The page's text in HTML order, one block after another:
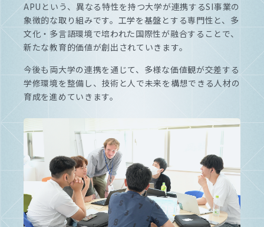
APUという、異なる特性を持つ大学が連携するSI事業の
象徴的な取り組みです。工学を基盤とする専門性と、多
文化・多言語環境で培われた国際性が融合することで、
新たな教育的価値が創出されていきます。
今後も両大学の連携を通じて、多様な価値観が交差する
学修環境を整備し、技術と人で未来を構想できる人材の
育成を進めていきます。